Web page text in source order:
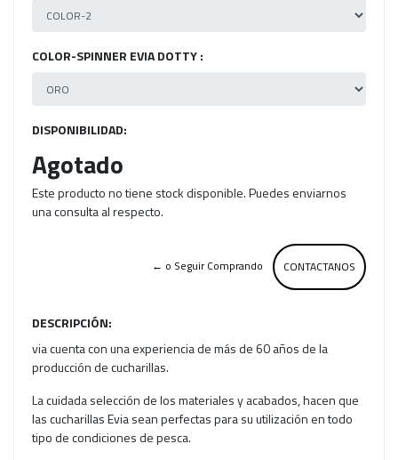
COLOR-SPINNER EVIA DOTTY :
DISPONIBILIDAD:
Agotado
Este producto no tiene stock disponible. Puedes enviarnos
una consulta al respecto.
CONTACTANOS
← o Seguir Comprando
DESCRIPCIÓN:
via cuenta con una experiencia de más de 60 años de la
producción de cucharillas.
La cuidada selección de los materiales y acabados, hacen que
las cucharillas Evia sean perfectas para su utilización en todo
tipo de condiciones de pesca.